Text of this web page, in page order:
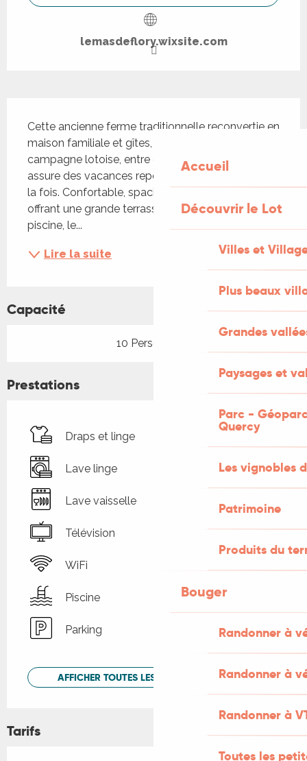
Accueil
Découvrir le Lot
Villes et
Plus beaux
Grandes
Paysages et
Parc -
Quercy
Les vignobles
Patrimoine
Produits du
Bouger
Randonner à
Randonner à
Randonner à
Toutes les
lemasdeflory.wixsite.com
Cette ancienne ferme traditionnelle reconvertie en
maison familiale et gîtes, située en pleine
campagne lotoise, entre champs et forêts, vous
assure des vacances reposantes et excitantes à
la fois. Confortable, spacieuse, lumineuse, aérée,
offrant une grande terrasse avec vue sur la
piscine, le...
Lire la suite
Capacité
10 Personne(s)
Prestations
Draps et linge
Lave linge
Lave vaisselle
Télévision
WiFi
Piscine
Parking
AFFICHER TOUTES LES PRESTATIONS
Tarifs